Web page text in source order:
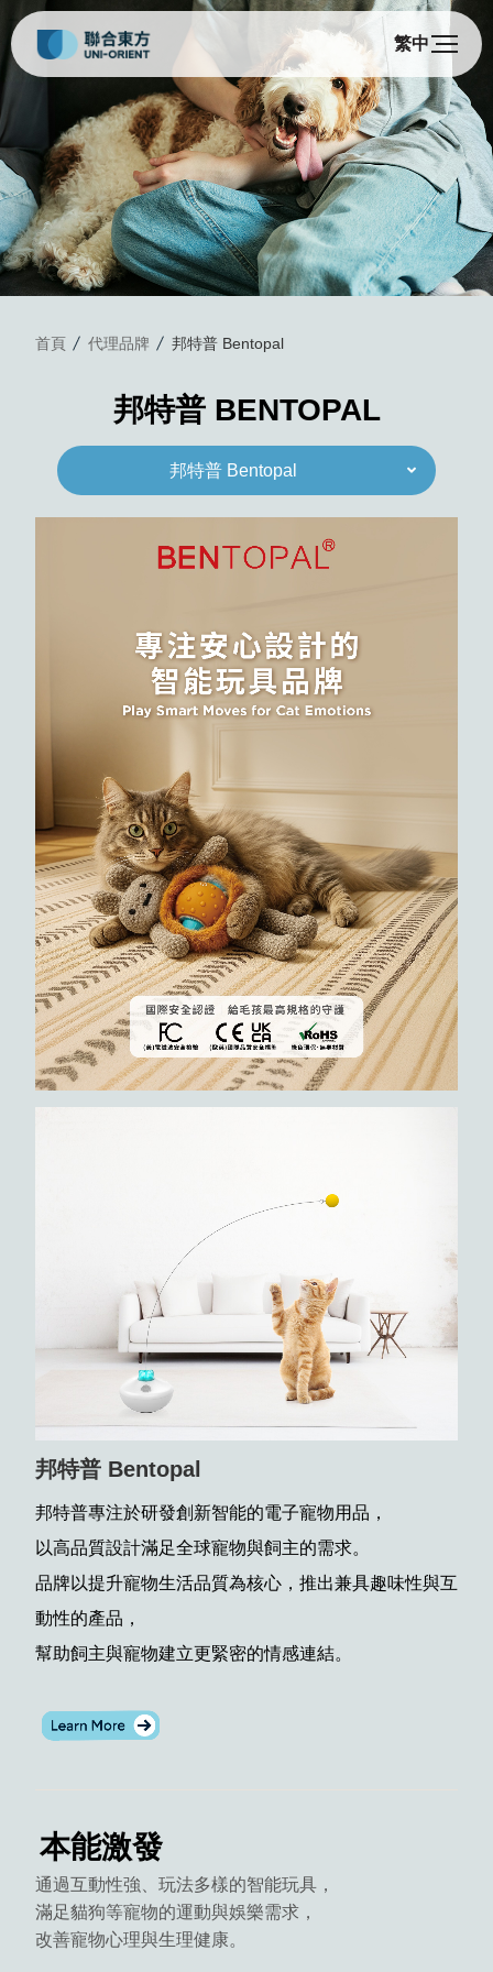
繁中
首頁 代理品牌 邦特普 Bentopal
邦特普 BENTOPAL
邦特普 Bentopal
邦特普 Bentopal
邦特普專注於研發創新智能的電子寵物用品，
以高品質設計滿足全球寵物與飼主的需求。
品牌以提升寵物生活品質為核心，推出兼具趣味性與互
動性的產品，
幫助飼主與寵物建立更緊密的情感連結。
本能激發
通過互動性強、玩法多樣的智能玩具，
滿足貓狗等寵物的運動與娛樂需求，
改善寵物心理與生理健康。